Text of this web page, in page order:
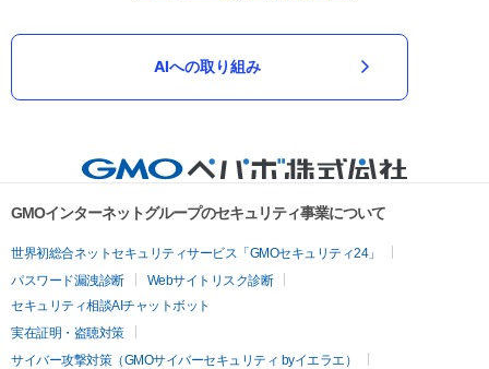
AIへの取り組み
GMOインターネットグループのセキュリティ事業について
世界初総合ネットセキュリティサービス「GMOセキュリティ24」
パスワード漏洩診断
Webサイトリスク診断
セキュリティ相談AIチャットボット
実在証明・盗聴対策
サイバー攻撃対策（GMOサイバーセキュリティ byイエラエ）